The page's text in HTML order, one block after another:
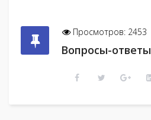
Просмотров: 2453
Вопросы-ответы